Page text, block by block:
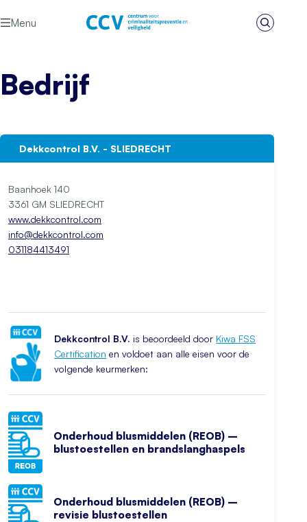
Menu
Zoeken
Bedrijf
Dekkcontrol B.V. - SLIEDRECHT
Baanhoek 140
3361 GM SLIEDRECHT
www.dekkcontrol.com
info@dekkcontrol.com
031184413491
Dekkcontrol B.V. is beoordeeld door Kiwa FSS
Certification en voldoet aan alle eisen voor de
volgende keurmerken:
Onderhoud blusmiddelen (REOB) –
blustoestellen en brandslanghaspels
Onderhoud blusmiddelen (REOB) –
revisie blustoestellen